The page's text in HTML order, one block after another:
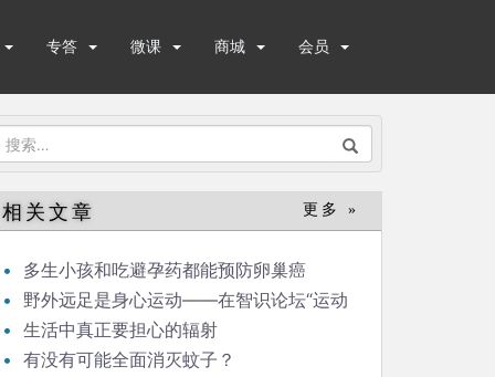
专答 微课 商城 会员
搜
：
相关文章 更多 »
多生小孩和吃避孕药都能预防卵巢癌
野外远足是身心运动——在智识论坛“运动
与健康”的发言
生活中真正要担心的辐射
有没有可能全面消灭蚊子？